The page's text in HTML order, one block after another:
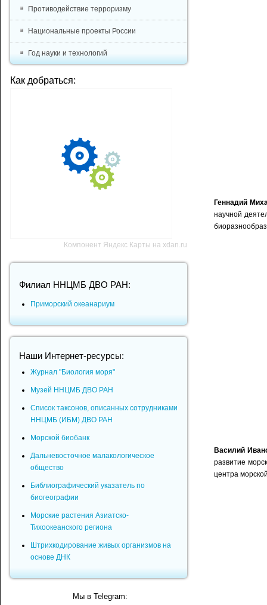
Геннадий
научной
Василий
развитие
центра
Противодействие терроризму
Национальные проекты России
Год науки и технологий
Как добраться:
Компонент Яндекс Карты на xdan.ru
Филиал ННЦМБ ДВО РАН:
Приморский океанариум
Наши Интернет-ресурсы:
Журнал "Биология моря"
Музей ННЦМБ ДВО РАН
Список таксонов, описанных сотрудниками
ННЦМБ (ИБМ) ДВО РАН
Морской биобанк
Дальневосточное малакологическое
общество
Библиографический указатель по
биогеографии
Морские растения Азиатско-
Тихоокеанского региона
Штрихкодирование живых организмов на
основе ДНК
Мы в Telegram: